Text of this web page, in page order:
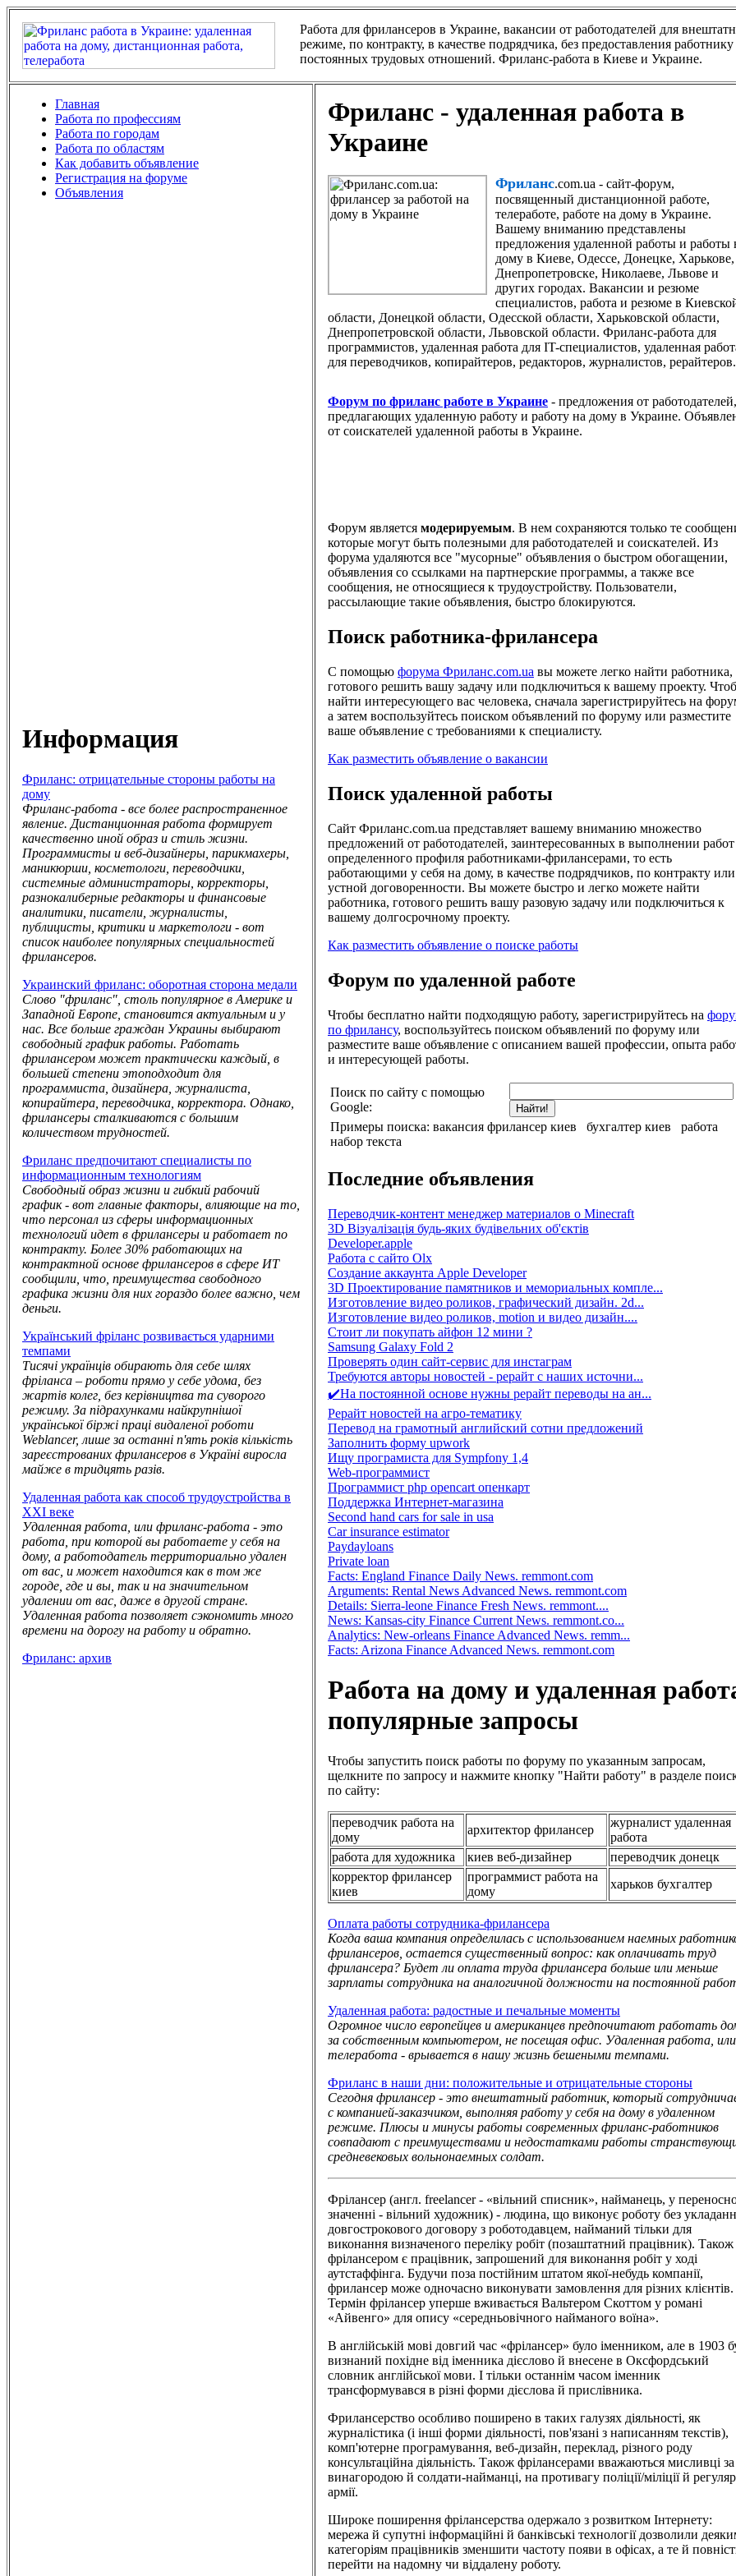
Работа для фрилансеров в Украине, вакансии от работодателей для
режиме, по контракту, в качестве подрядчика, без предоставления
постоянных трудовых отношений. Фриланс-работа в Киеве и Украине.
Главная
Работа по профессиям
Работа по городам
Работа по областям
Как добавить объявление
Регистрация на форуме
Объявления
Информация
Фриланс: отрицательные стороны работы на
дому
Фриланс-работа - все более распространенное
явление. Дистанционная работа формирует
качественно иной образ и стиль жизни.
Программисты и веб-дизайнеры, парикмахеры,
маникюрши, косметологи, переводчики,
системные администраторы, корректоры,
разнокалиберные редакторы и финансовые
аналитики, писатели, журналисты,
публицисты, критики и маркетологи - вот
список наиболее популярных специальностей
фрилансеров.
Украинский фриланс: оборотная сторона медали
Слово "фриланс", столь популярное в Америке и
Западной Европе, становится актуальным и у
нас. Все больше граждан Украины выбирают
свободный график работы. Работать
фрилансером может практически каждый, в
большей степени этоподходит для
программиста, дизайнера, журналиста,
копирайтера, переводчика, корректора. Однако,
фрилансеры сталкиваются с большим
количеством трудностей.
Фриланс предпочитают специалисты по
информационным технологиям
Свободный образ жизни и гибкий рабочий
график - вот главные факторы, влияющие на то,
что персонал из сферы информационных
технологий идет в фрилансеры и работает по
контракту. Более 30% работающих на
контрактной основе фрилансеров в сфере ИТ
сообщили, что, преимущества свободного
графика жизни для них гораздо более важно, чем
деньги.
Український фріланс розвивається ударними
темпами
Тисячі українців обирають для себе шлях
фріланса – роботи прямо у себе удома, без
жартів колег, без керівництва та суворого
режиму. За підрахунками найкрупнішої
української біржі праці видаленої роботи
Weblancer, лише за останні п'ять років кількість
зареєстрованих фрилансеров в Україні виросла
майже в тридцять разів.
Удаленная работа как способ трудоустройства в
XXI веке
Удаленная работа, или фриланс-работа - это
работа, при которой вы работаете у себя на
дому, а работодатель территориально удален
от вас, и может находится как в том же
городе, где и вы, так и на значительном
удалении от вас, даже в другой стране.
Удаленная работа позволяет сэкономить много
времени на дорогу на работу и обратно.
Фриланс: архив
Фриланс - удаленная работа в
Украине
Фриланс.com.ua - сайт-форум,
посвященный дистанционной работе,
телеработе, работе на дому в Украине.
Вашему вниманию представлены
предложения удаленной работы и работы
дому в Киеве, Одессе, Донецке, Харькове,
Днепропетровске, Николаеве, Львове и
других городах. Вакансии и резюме
специалистов, работа и резюме в
области, Донецкой области, Одесской области, Харьковской области,
Днепропетровской области, Львовской области. Фриланс-работа для
программистов, удаленная работа для IT-специалистов, удаленная
для переводчиков, копирайтеров, редакторов, журналистов, рерайтеров.
Форум по фриланс работе в Украине - предложения от работодателей,
предлагающих удаленную работу и работу на дому в Украине.
от соискателей удаленной работы в Украине.
Форум является модерируемым. В нем сохраняются только те
которые могут быть полезными для работодателей и соискателей. Из
форума удаляются все "мусорные" объявления о быстром обогащении,
объявления со ссылками на партнерские программы, а также все
сообщения, не относящиеся к трудоустройству. Пользователи,
рассылающие такие объявления, быстро блокируются.
Поиск работника-фрилансера
С помощью форума Фриланс.com.ua вы можете легко найти работника,
готового решить вашу задачу или подключиться к вашему проекту.
найти интересующего вас человека, сначала зарегистрируйтесь на
а затем воспользуйтесь поиском объявлений по форуму или разместите
ваше объявление с требованиями к специалисту.
Как разместить объявление о вакансии
Поиск удаленной работы
Сайт Фриланс.com.ua представляет вашему вниманию множество
предложений от работодателей, заинтересованных в выполнении работ
определенного профиля работниками-фрилансерами, то есть
работающими у себя на дому, в качестве подрядчиков, по контракту или
устной договоренности. Вы можете быстро и легко можете найти
работника, готового решить вашу разовую задачу или подключиться к
вашему долгосрочному проекту.
Как разместить объявление о поиске работы
Форум по удаленной работе
Чтобы бесплатно найти подходящую работу, зарегистрируйтесь на
по фрилансу, воспользуйтесь поиском объявлений по форуму или
разместите ваше объявление с описанием вашей профессии, опыта
и интересующей работы.
Поиск по сайту с помощью
Google:
Примеры поиска: вакансия фрилансер киев бухгалтер киев
работа
набор текста
Последние объявления
Переводчик-контент менеджер материалов о Minecraft
3D Візуалізація будь-яких будівельних об'єктів
Developer.apple
Работа с сайто Olx
Создание аккаунта Apple Developer
3D Проектирование памятников и мемориальных компле...
Изготовление видео роликов, графический дизайн. 2d...
Изготовление видео роликов, motion и видео дизайн....
Стоит ли покупать айфон 12 мини ?
Samsung Galaxy Fold 2
Проверять один сайт-сервис для инстаграм
Требуются авторы новостей - рерайт с наших источни...
✔️На постоянной основе нужны рерайт переводы на ан...
Рерайт новостей на агро-тематику
Перевод на грамотный английский сотни предложений
Заполнить форму upwork
Ищу програмиста для Sympfony 1,4
Web-программист
Программист php opencart опенкарт
Поддержка Интернет-магазина
Second hand cars for sale in usa
Car insurance estimator
Paydayloans
Private loan
Facts: England Finance Daily News. remmont.com
Arguments: Rental News Advanced News. remmont.com
Details: Sierra-leone Finance Fresh News. remmont....
News: Kansas-city Finance Current News. remmont.co...
Analytics: New-orleans Finance Advanced News. remm...
Facts: Arizona Finance Advanced News. remmont.com
Работа на дому и удаленная
популярные запросы
Чтобы запустить поиск работы по форуму по указанным запросам,
щелкните по запросу и нажмите кнопку "Найти работу" в разделе
по сайту:
переводчик работа на
дому
архитектор фрилансер
журналист удаленная
работа
работа для художника
киев веб-дизайнер
переводчик донецк
корректор фрилансер
киев
программист работа на
дому
харьков бухгалтер
Оплата работы сотрудника-фрилансера
Когда ваша компания определилась с использованием наемных
фрилансеров, остается существенный вопрос: как оплачивать труд
фрилансера? Будет ли оплата труда фрилансера больше или меньше
зарплаты сотрудника на аналогичной должности на постоянной
Удаленная работа: радостные и печальные моменты
Огромное число европейцев и американцев предпочитают работать
за собственным компьютером, не посещая офис. Удаленная работа, или
телеработа - врывается в нашу жизнь бешеными темпами.
Фриланс в наши дни: положительные и отрицательные стороны
Сегодня фрилансер - это внештатный работник, который
с компанией-заказчиком, выполняя работу у себя на дому в удаленном
режиме. Плюсы и минусы работы современных фриланс-работников
совпадают с преимуществами и недостатками работы
средневековых вольнонаемных солдат.
Фрілaнсер (англ. freelancer - «вільний списник», найманець, у
значенні - вільний художник) - людина, що виконує роботу без
довгострокового договору з роботодавцем, найманий тільки для
виконання визначеного переліку робіт (позаштатний працівник). Також
фрілансером є працівник, запрошений для виконання робіт у ході
аутстаффінга. Будучи поза постійним штатом якої-небудь компанії,
фрилансер може одночасно виконувати замовлення для різних клієнтів.
Термін фрілансер уперше вживається Вальтером Скоттом у романі
«Айвенго» для опису «середньовічного найманого воїна».
В англійській мові довгий час «фрілансер» було іменником, але в 1903
визнаний похідне від іменника дієслово й внесене в Оксфордський
словник англійської мови. І тільки останнім часом іменник
трансформувався в різні форми дієслова й прислівника.
Фрилансерство особливо поширено в таких галузях діяльності, як
журналістика (і інші форми діяльності, пов'язані з написанням текстів),
комп'ютерне програмування, веб-дизайн, переклад, різного роду
консультаційна діяльність. Також фрілансерами вважаються мисливці за
винагородою й солдати-найманці, на противагу поліції/міліції й
армії.
Широке поширення фрілансерства одержало з розвитком Інтернету:
мережа й супутні інформаційні й банківські технології дозволили
категоріям працівників зменшити частоту появи в офісах, а те й
перейти на надомну чи віддалену роботу.